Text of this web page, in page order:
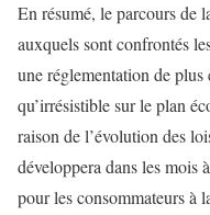
En résumé, le parcours de
auxquels sont confrontés
une réglementation de
qu’irrésistible sur le plan
raison de l’évolution des
développera dans les mois
pour les consommateurs à